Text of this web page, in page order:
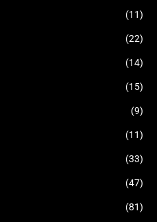
(11)
(22)
(14)
(15)
(9)
(11)
(33)
(47)
(81)